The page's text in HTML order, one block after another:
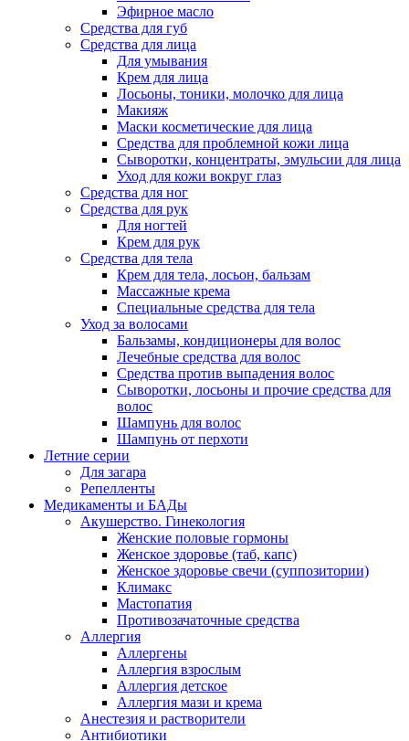
Эфирное масло
Средства для губ
Средства для лица
Для умывания
Крем для лица
Лосьоны, тоники, молочко для лица
Макияж
Маски косметические для лица
Средства для проблемной кожи лица
Сыворотки, концентраты, эмульсии для лица
Уход для кожи вокруг глаз
Средства для ног
Средства для рук
Для ногтей
Крем для рук
Средства для тела
Крем для тела, лосьон, бальзам
Массажные крема
Специальные средства для тела
Уход за волосами
Бальзамы, кондиционеры для волос
Лечебные средства для волос
Средства против выпадения волос
Сыворотки, лосьоны и прочие средства для
волос
Шампунь для волос
Шампунь от перхоти
Летние серии
Для загара
Репелленты
Медикаменты и БАДы
Акушерство. Гинекология
Женские половые гормоны
Женское здоровье (таб, капс)
Женское здоровье свечи (суппозитории)
Климакс
Мастопатия
Противозачаточные средства
Аллергия
Аллергены
Аллергия взрослым
Аллергия детское
Аллергия мази и крема
Анестезия и растворители
Антибиотики